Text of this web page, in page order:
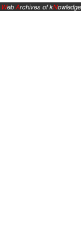
WebArchives of kNowledge